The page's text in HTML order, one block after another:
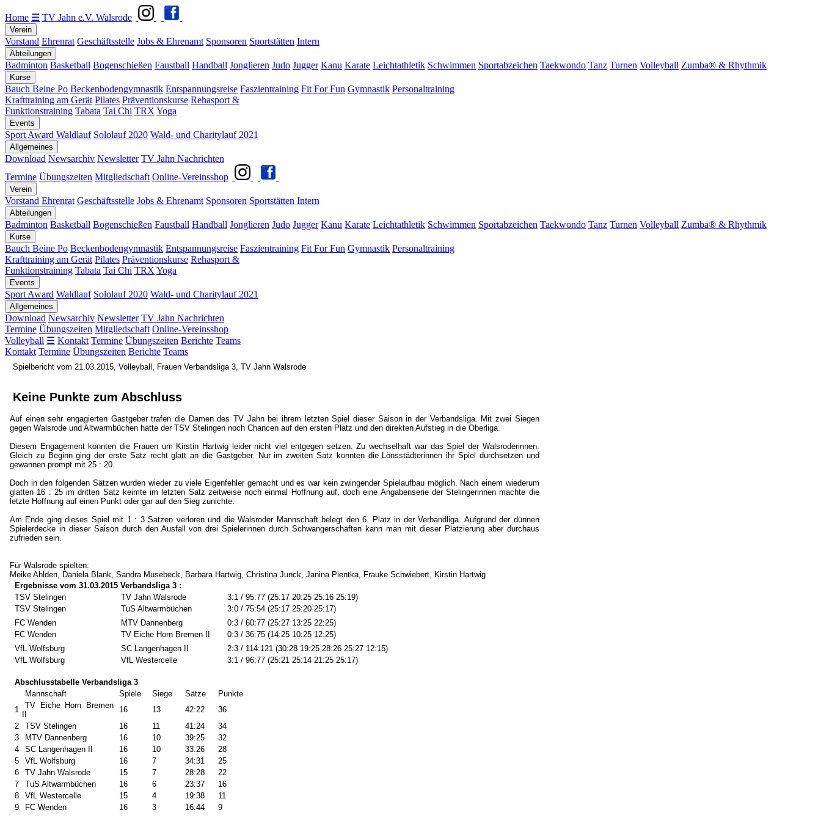
Home ☰ TV Jahn e.V. Walsrode
Verein
Vorstand Ehrenrat Geschäftsstelle Jobs & Ehrenamt Sponsoren Sportstätten Intern
Abteilungen
Badminton Basketball Bogenschießen Faustball Handball Jonglieren Judo Jugger Kanu Karate Leichtathletik Schwimmen Sportabzeichen Taekwondo Tanz Turnen Volleyball Zumba® & Rhythmik
Kurse
Bauch Beine Po Beckenbodengymnastik Entspannungsreise Faszientraining Fit For Fun Gymnastik Personaltraining
Krafttraining am Gerät Pilates Präventionskurse Rehasport &
Funktionstraining Tabata Tai Chi TRX Yoga
Events
Sport Award Waldlauf Sololauf 2020 Wald- und Charitylauf 2021
Allgemeines
Download Newsarchiv Newsletter TV Jahn Nachrichten
Termine Übungszeiten Mitgliedschaft Online-Vereinsshop
Verein
Vorstand Ehrenrat Geschäftsstelle Jobs & Ehrenamt Sponsoren Sportstätten Intern
Abteilungen
Badminton Basketball Bogenschießen Faustball Handball Jonglieren Judo Jugger Kanu Karate Leichtathletik Schwimmen Sportabzeichen Taekwondo Tanz Turnen Volleyball Zumba® & Rhythmik
Kurse
Bauch Beine Po Beckenbodengymnastik Entspannungsreise Faszientraining Fit For Fun Gymnastik Personaltraining
Krafttraining am Gerät Pilates Präventionskurse Rehasport &
Funktionstraining Tabata Tai Chi TRX Yoga
Events
Sport Award Waldlauf Sololauf 2020 Wald- und Charitylauf 2021
Allgemeines
Download Newsarchiv Newsletter TV Jahn Nachrichten
Termine Übungszeiten Mitgliedschaft Online-Vereinsshop
Volleyball ☰ Kontakt Termine Übungszeiten Berichte Teams
Kontakt Termine Übungszeiten Berichte Teams